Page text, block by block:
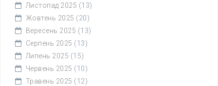
Листопад 2025 (13)
Жовтень 2025 (20)
Вересень 2025 (13)
Серпень 2025 (13)
Липень 2025 (15)
Червень 2025 (10)
Травень 2025 (12)